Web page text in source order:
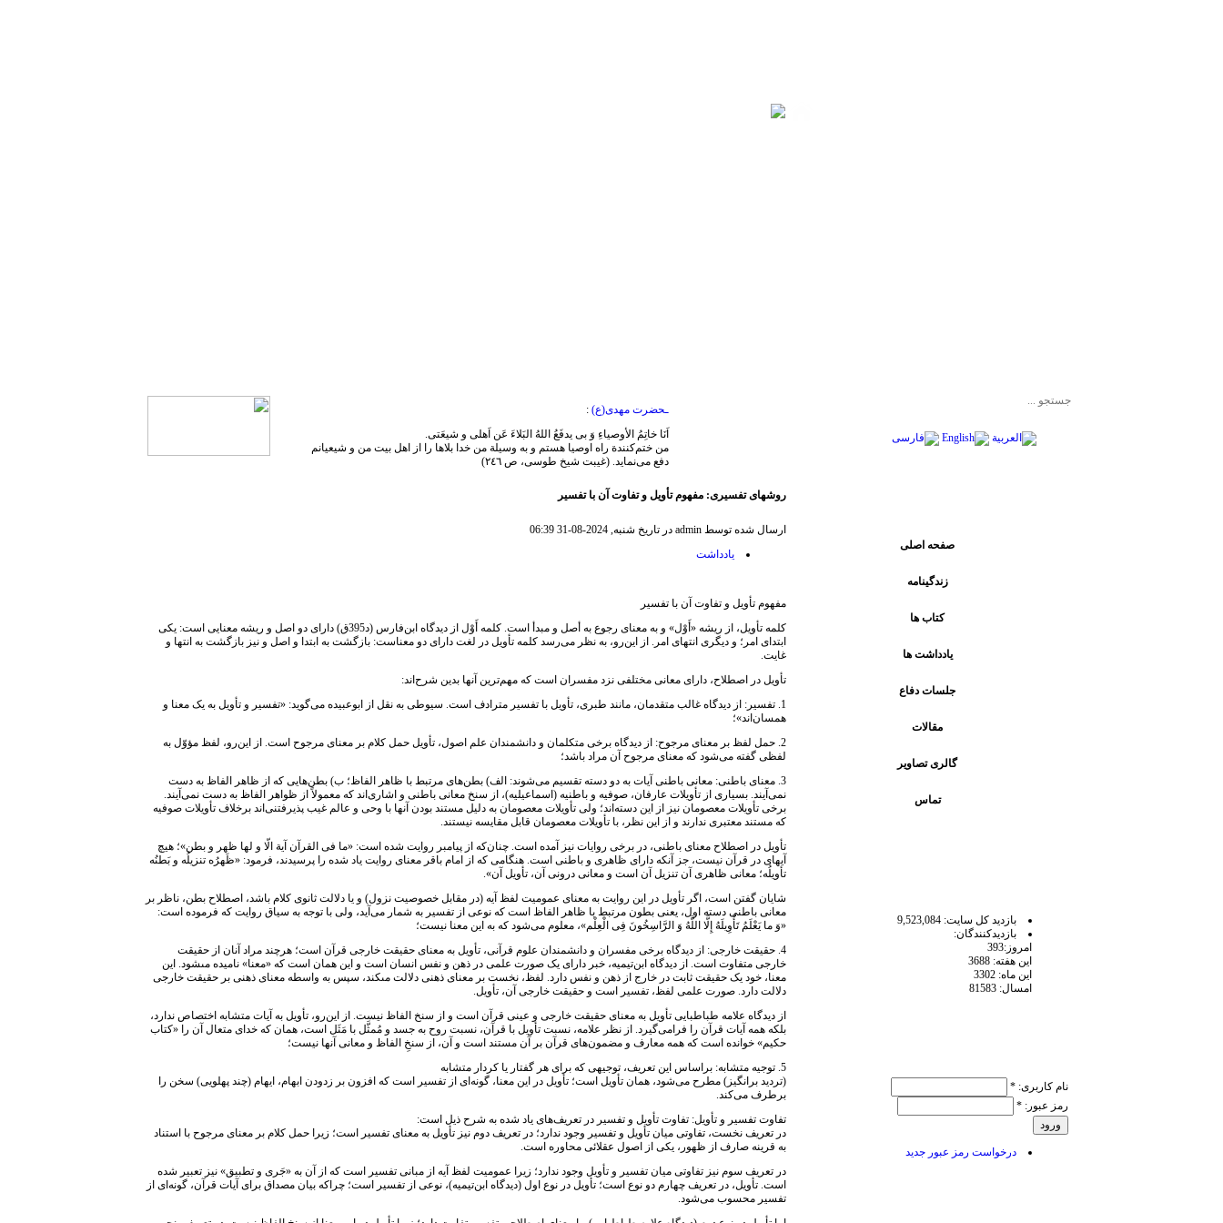
ـحضرت مهدی(ع) :
اَنَا خاتِمُ الأوصیاءِ وَ بی ‌یدفَعُ اللهُ البَلاءَ عَن اَهلی و شیعَتی.
من ختم‌کنندة راه اوصیا هستم و به وسیلة من خدا بلاها را از اهل بیت من و شیعیانم
دفع می‌نماید. (غیبت شیخ طوسی، ص ٢٤٦)
صفحه اصلی
زندگینامه
کتاب ها
يادداشت ها
جلسات دفاع
مقالات
گالری تصاویر
تماس
بازديد كل سايت: 9,523,084
بازديدكنندگان:
امروز:393
اين هفته: 3688
اين ماه: 3302
امسال: 81583
نام کاربری: *
رمز عبور: *
درخواست رمز عبور جدید
روشهای تفسیری: مفهوم تأویل و تفاوت آن با تفسیر
ارسال شده توسط admin در تاریخ شنبه, 2024-08-31 06:39
يادداشت
مفهوم تأویل و تفاوت آن با تفسیر
کلمه تأویل، از ریشه «أَوْل‏» و به معناى رجوع به أصل و مبدأ است. کلمه أَوْل از دیدگاه ابن‌فارس (د395ق) دارای دو اصل و ریشه معنایی است: یکی
ابتدای امر؛ و دیگری انتهای امر. از این‌رو، به نظر می‌رسد کلمه تأویل در لغت دارای دو معناست: بازگشت به ابتدا و اصل و نیز بازگشت به انتها و
غایت.
تأویل در اصطلاح، دارای معانی مختلفی نزد مفسران است که مهم‌ترین آنها بدین شرح‌اند:
1. تفسیر: از دیدگاه غالب متقدمان، مانند طبری، تأویل با تفسیر مترادف است. سیوطی به نقل از ابوعبیده می‌گوید: «تفسیر و تأویل به یک معنا و
همسان‌اند»؛
2. حمل لفظ بر معنای مرجوح: از دیدگاه برخی متکلمان و دانشمندان علم اصول، تأویل حمل کلام بر معنای مرجوح است. از این‌رو، لفظ مؤوّل به
لفظی گفته می‌شود که معنای مرجوح آن مراد باشد؛
3. معنای باطنی: معانی باطنی آیات به دو دسته تقسیم می‌شوند: الف) بطن‌های مرتبط با ظاهر الفاظ؛ ب) بطن‌هایی که از ظاهر الفاظ به دست
نمی‌آیند. بسیاری از تأویلات عارفان، صوفیه و باطنیه (اسماعیلیه)، از سنخ معانی باطنی و اشاری‌اند که معمولاً از ظواهر الفاظ به دست نمی‌آیند.
برخی تأویلات معصومان نیز از این دسته‌اند؛ ولی تأویلات معصومان به دلیل مستند بودن آنها با وحی و عالم غیب پذیرفتنی‌اند برخلاف تأویلات صوفیه
که مستند معتبری ندارند و از این نظر، با تأویلات معصومان قابل مقایسه نیستند.
تأویل در اصطلاح معنای باطنی، در برخی روایات نیز آمده است. چنان‌که از پیامبر روایت شده است: «ما فى القرآن آیة الّا و لها ظهر و بطن»؛ هیچ
آیه‏اى در قرآن نیست، جز آنکه داراى ظاهری و باطنی است. هنگامى که از امام باقر معناى روایت یاد شده را پرسیدند، فرمود: «ظَهرُه تنزیلُه و بَطنُه
تأویلُه؛ معانى ظاهرى آن تنزیل آن است و معانى درونى آن، تأویل آن».
شایان گفتن است، اگر تأویل در این روایت به معنای عمومیت لفظ آیه (در مقابل خصوصیت نزول) و یا دلالت ثانوی کلام باشد، اصطلاح بطن، ناظر بر
معانی باطنی دسته اول، یعنی بطون مرتبط با ظاهر الفاظ است که نوعی از تفسیر به شمار می‌آید، ولی با توجه به سیاق روایت که فرموده است:
«وَ ما یَعْلَمُ تَأْوِیلَهُ إِلَّا اللَّهُ وَ الرَّاسِخُونَ فِی الْعِلْم‏»، معلوم می‌شود که به این معنا نیست؛
4. حقیقت خارجی: از دیدگاه برخی مفسران و دانشمندان علوم قرآنی، تأویل به معنای حقیقت خارجی قرآن است؛ هرچند مراد آنان از حقیقت
خارجی متفاوت است. از دیدگاه ابن‌تیمیه، خبر داراى یک صورت علمى در ذهن و نفس انسان است و این همان است که «معنا» نامیده مى‏شود. این
معنا، خود یک حقیقت ثابت در خارج از ذهن و نفس دارد. لفظ، نخست بر معناى ذهنى دلالت مى‏کند، سپس به واسطه معناى ذهنى بر حقیقت خارجى
دلالت دارد. صورت علمى لفظ، تفسیر است و حقیقت خارجى آن، تأویل. ‏
از دیدگاه علامه طباطبایی تأویل به معنای حقیقت خارجی و عینی قرآن است و از سنخ الفاظ نیست. از این‌رو، تأویل به آیات متشابه اختصاص ندارد،
بلکه همه آیات قرآن را فرامی‌گیرد. از نظر علامه، نسبت تأویل با قرآن، نسبت روح به جسد و مُمثَّل با مَثَل است، همان که خدای متعال آن را «کتاب
حکیم» خوانده است که همه معارف و مضمون‌های قرآن بر آن مستند است و آن، از سنخِ الفاظ و معانى آنها نیست؛
5. توجیه متشابه: براساس این تعریف، توجیهی که برای هر گفتار یا کردار متشابه
(تردید برانگیز) مطرح می‌شود، همان تأویل است؛ تأویل در این معنا، گونه‌ای از تفسیر است که افزون بر زدودن ابهام، ایهام (چند پهلویی) سخن را
برطرف می‌کند.
تفاوت تفسیر و تأویل: تفاوت تأویل و تفسیر در تعریف‌های یاد شده به شرح ذیل است:
در تعریف نخست، تفاوتی میان تأویل و تفسیر وجود ندارد؛ در تعریف دوم نیز تأویل به معنای تفسیر است؛ زیرا حمل کلام بر معنای مرجوح با استناد
به قرینه صارف از ظهور، یکی از اصول عقلائی محاوره است.
در تعریف سوم نیز تفاوتی میان تفسیر و تأویل وجود ندارد؛ زیرا عمومیت لفظ آیه از مبانی تفسیر است که از آن به «جَری و تطبیق» نیز تعبیر شده
است. تأویل، در تعریف چهارم دو نوع است؛ تأویل در نوع اول (دیدگاه ابن‌تیمیه)، نوعی از تفسیر است؛ چراکه بیان مصداق برای آیات قرآن، گونه‌ای از
تفسیر محسوب می‌شود.